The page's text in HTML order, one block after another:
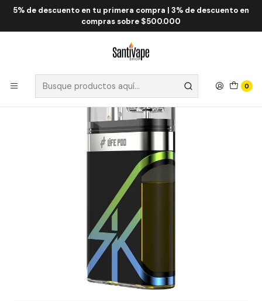
5% de descuento en tu primera compra | 3% de descuento en
compras sobre $500.000
0
Inicio Life Pod Life Pod SK 10.000 Puff
Life Pod SK Green Apple Frost 10.000 Puff